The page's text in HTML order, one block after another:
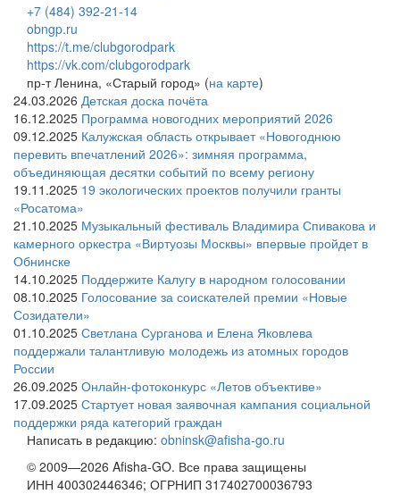
+7 (484) 392-21-14
obngp.ru
https://t.me/clubgorodpark
https://vk.com/clubgorodpark
пр-т Ленина, «Старый город» (на карте)
24.03.2026 Детская доска почёта
16.12.2025 Программа новогодних мероприятий 2026
09.12.2025 Калужская область открывает «Новогоднюю
перевить впечатлений 2026»: зимняя программа,
объединяющая десятки событий по всему региону
19.11.2025 19 экологических проектов получили гранты
«Росатома»
21.10.2025 Музыкальный фестиваль Владимира Спивакова и
камерного оркестра «Виртуозы Москвы» впервые пройдет в
Обнинске
14.10.2025 Поддержите Калугу в народном голосовании
08.10.2025 Голосование за соискателей премии «Новые
Созидатели»
01.10.2025 Светлана Сурганова и Елена Яковлева
поддержали талантливую молодежь из атомных городов
России
26.09.2025 Онлайн-фотоконкурс «Летов объективе»
17.09.2025 Стартует новая заявочная кампания социальной
поддержки ряда категорий граждан
Написать в редакцию: obninsk@afisha-go.ru
© 2009—2026 Afisha-GO. Все права защищены
ИНН 400302446346; ОГРНИП 317402700036793